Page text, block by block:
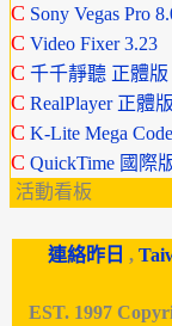
C Sony Vegas Pro
C Video Fixer 3.23
C 千千靜聽 正體版
C RealPlayer 正體
C K-Lite Mega
C QuickTime 國際
活動看板
連絡昨日 ,
EST. 1997